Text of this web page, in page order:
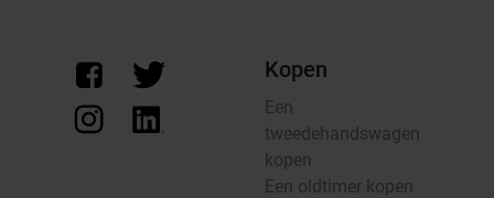
Kopen
Een
tweedehandswagen
kopen
Een oldtimer kopen